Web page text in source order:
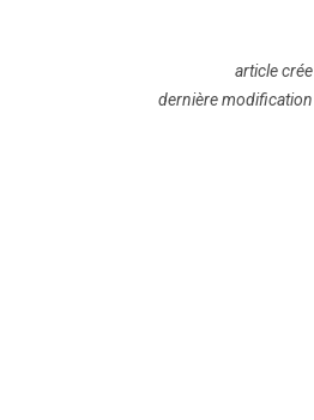
article
dernière